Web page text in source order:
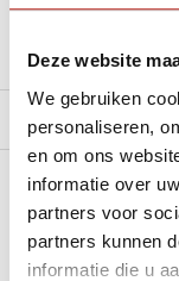
Deze website
We gebruiken
personaliseren,
en om ons
informatie over
partners voor
partners kunnen
informatie die u
Product tags
Heb je een
Stel je vraag in de